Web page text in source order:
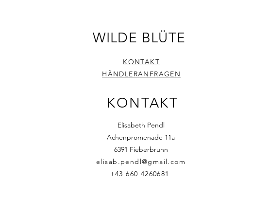
WILDE BLÜTE
KONTAKT
HÄNDLERANFRAGEN
KONTAKT
Elisabeth Pendl
Achenpromenade 11a
6391 Fieberbrunn
elisab.pendl@gmail.com
+43 660 4260681